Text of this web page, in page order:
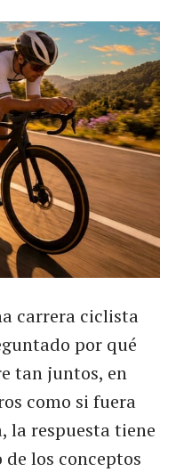
carrera ciclista
por qué
tan juntos, en
como si fuera
la respuesta tiene
de los conceptos